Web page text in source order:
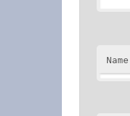
Name